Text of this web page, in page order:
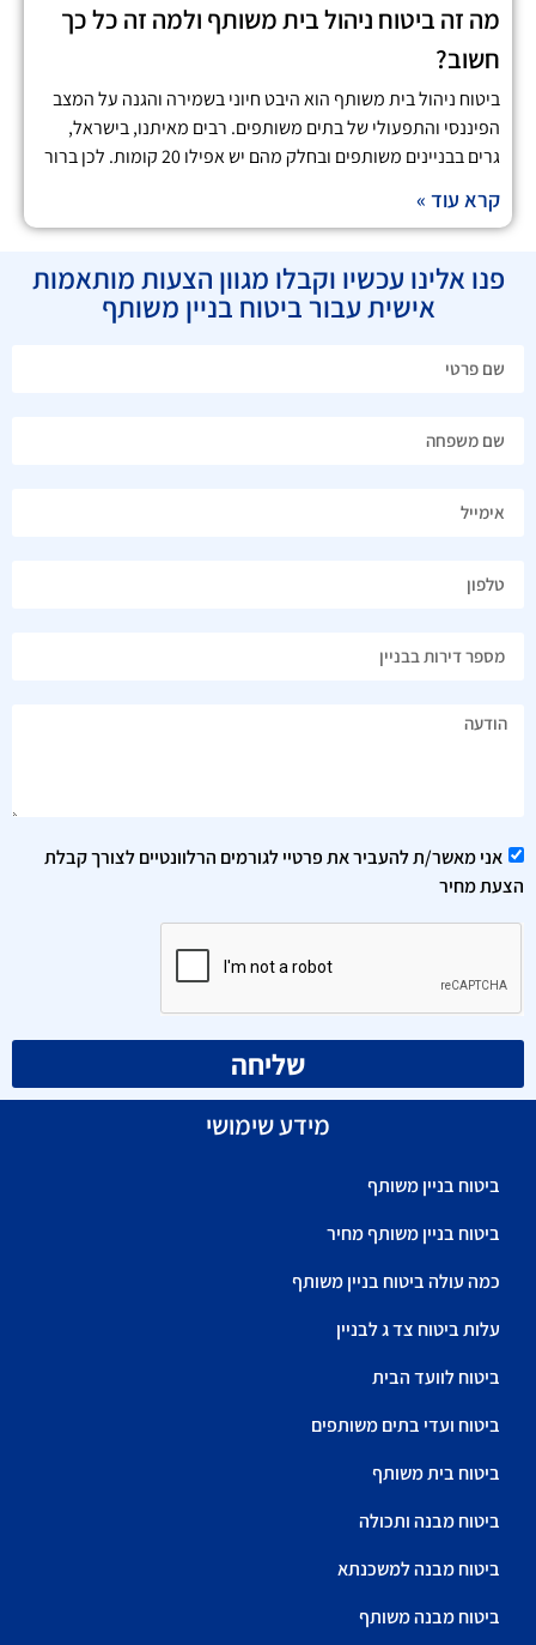
מה זה ביטוח ניהול בית משותף ולמה זה כל כך
חשוב?
ביטוח ניהול בית משותף הוא היבט חיוני בשמירה והגנה על המצב
הפיננסי והתפעולי של בתים משותפים. רבים מאיתנו, בישראל,
גרים בבניינים משותפים ובחלק מהם יש אפילו 20 קומות. לכן ברור
קרא עוד »
פנו אלינו עכשיו וקבלו מגוון הצעות מותאמות
אישית עבור ביטוח בניין משותף
אני מאשר/ת להעביר את פרטיי לגורמים הרלוונטיים לצורך קבלת
הצעת מחיר
שליחה
מידע שימושי
ביטוח בניין משותף
ביטוח בניין משותף מחיר
כמה עולה ביטוח בניין משותף
עלות ביטוח צד ג לבניין
ביטוח לוועד הבית
ביטוח ועדי בתים משותפים
ביטוח בית משותף
ביטוח מבנה ותכולה
ביטוח מבנה למשכנתא
ביטוח מבנה משותף